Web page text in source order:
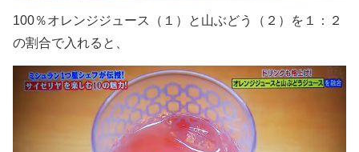
100％オレンジジュース（１）と山ぶどう（２）を１：２
の割合で入れると、